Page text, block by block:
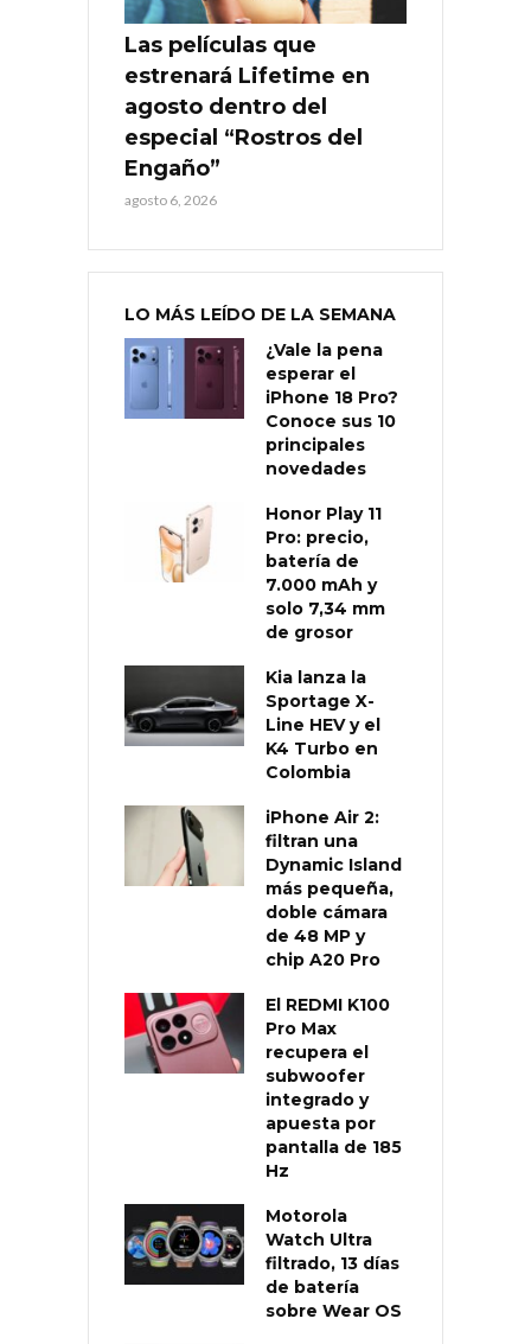
Las películas que
estrenará Lifetime en
agosto dentro del
especial “Rostros del
Engaño”
agosto 6, 2026
LO MÁS LEÍDO DE LA SEMANA
¿Vale la pena
esperar el
iPhone 18 Pro?
Conoce sus 10
principales
novedades
Honor Play 11
Pro: precio,
batería de
7.000 mAh y
solo 7,34 mm
de grosor
Kia lanza la
Sportage X-
Line HEV y el
K4 Turbo en
Colombia
iPhone Air 2:
filtran una
Dynamic Island
más pequeña,
doble cámara
de 48 MP y
chip A20 Pro
El REDMI K100
Pro Max
recupera el
subwoofer
integrado y
apuesta por
pantalla de 185
Hz
Motorola
Watch Ultra
filtrado, 13 días
de batería
sobre Wear OS